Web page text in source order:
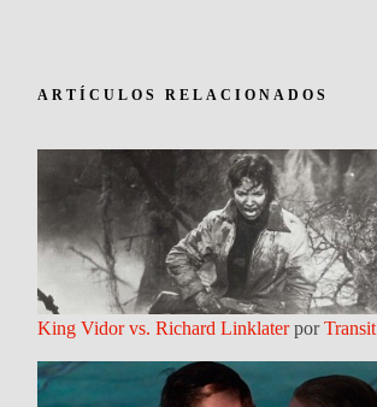
ARTÍCULOS RELACIONADOS
King Vidor vs. Richard LinklaterporTransit